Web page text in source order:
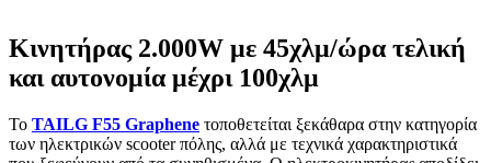
Κινητήρας 2.000W με 45χλμ/ώρα τελική
και αυτονομία μέχρι 100χλμ
Το TAILG F55 Graphene τοποθετείται ξεκάθαρα στην κατηγορία
των ηλεκτρικών scooter πόλης, αλλά με τεχνικά χαρακτηριστικά